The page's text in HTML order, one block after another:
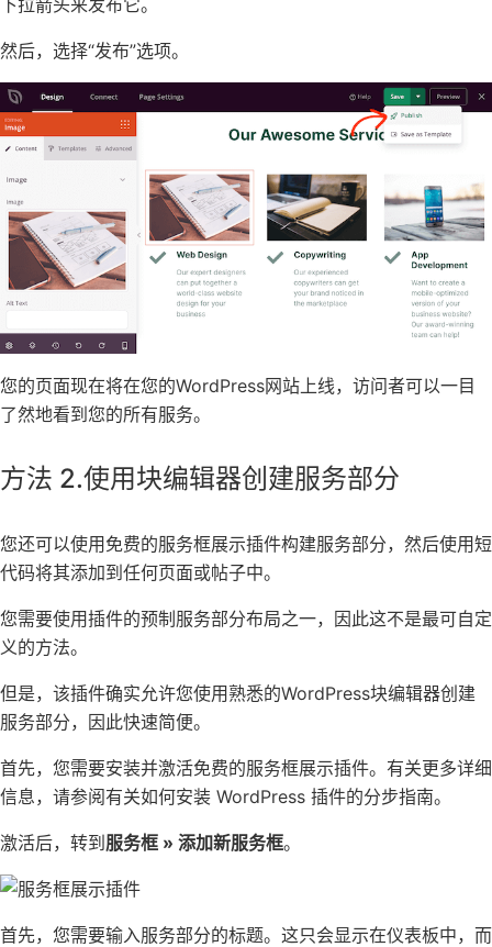
然后，选择“发布”选项。
您的页面现在将在您的WordPress网站上线，访问者可以一目
了然地看到您的所有服务。
方法 2.使用块编辑器创建服务部分
您还可以使用免费的服务框展示插件构建服务部分，然后使用短
代码将其添加到任何页面或帖子中。
您需要使用插件的预制服务部分布局之一，因此这不是最可自定
义的方法。
但是，该插件确实允许您使用熟悉的WordPress块编辑器创建
服务部分，因此快速简便。
首先，您需要安装并激活免费的服务框展示插件。有关更多详细
信息，请参阅有关如何安装 WordPress 插件的分步指南。
激活后，转到服务框 » 添加新服务框。
首先，您需要输入服务部分的标题。这只会显示在仪表板中，而